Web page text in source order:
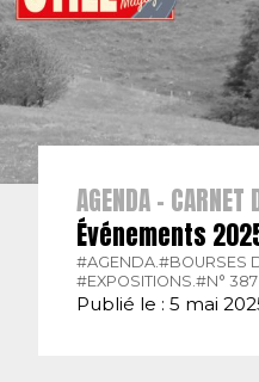
AGENDA - CARNET
Événements
#AGENDA. #BOURSES
#EXPOSITIONS. #N° 387
Publié le : 5 mai